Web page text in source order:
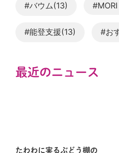
#バウム(13)
#能登支援(13) #お
最近のニュース
たわわに実るぶどう棚の